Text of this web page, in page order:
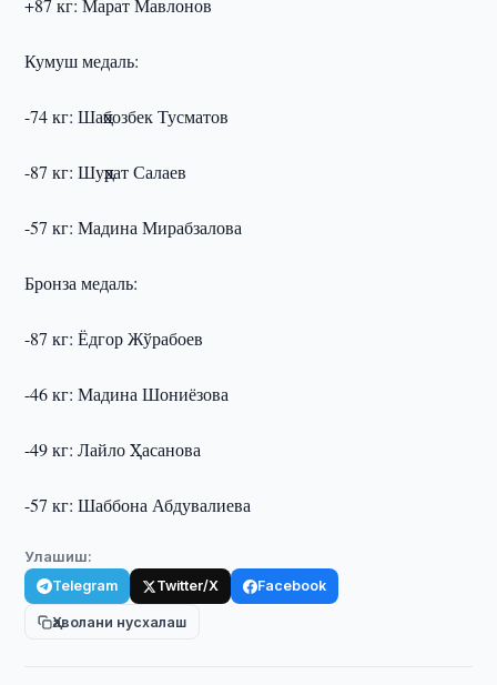
+87 кг: Марат Мавлонов
Кумуш медаль:
-74 кг: Шаҳбозбек Тусматов
-87 кг: Шуҳрат Салаев
-57 кг: Мадина Мирабзалова
Бронза медаль:
-87 кг: Ёдгор Жўрабоев
-46 кг: Мадина Шониёзова
-49 кг: Лайло Ҳасанова
-57 кг: Шаббона Абдувалиева
Улашиш:
Telegram Twitter/X Facebook
Ҳаволани нусхалаш